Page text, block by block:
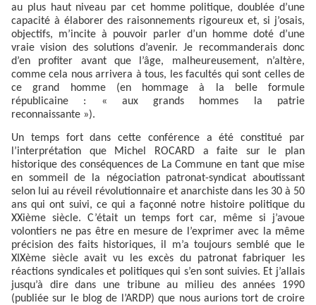
au plus haut niveau par cet homme politique, doublée d’une
capacité à élaborer des raisonnements rigoureux et, si j’osais,
objectifs, m’incite à pouvoir parler d’un homme doté d’une
vraie vision des solutions d’avenir. Je recommanderais donc
d’en profiter avant que l’âge, malheureusement, n’altère,
comme cela nous arrivera à tous, les facultés qui sont celles de
ce grand homme (en hommage à la belle formule
républicaine : « aux grands hommes la patrie
reconnaissante »).
Un temps fort dans cette conférence a été constitué par
l’interprétation que Michel ROCARD a faite sur le plan
historique des conséquences de La Commune en tant que mise
en sommeil de la négociation patronat-syndicat aboutissant
selon lui au réveil révolutionnaire et anarchiste dans les 30 à 50
ans qui ont suivi, ce qui a façonné notre histoire politique du
XXième siècle. C’était un temps fort car, même si j’avoue
volontiers ne pas être en mesure de l’exprimer avec la même
précision des faits historiques, il m’a toujours semblé que le
XIXème siècle avait vu les excès du patronat fabriquer les
réactions syndicales et politiques qui s’en sont suivies. Et j’allais
jusqu’à dire dans une tribune au milieu des années 1990
(publiée sur le blog de l’ARDP) que nous aurions tort de croire